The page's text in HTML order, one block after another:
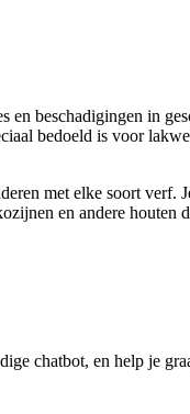
en beschadigingen in
bedoeld is voor
met elke soort
en andere
chatbot, en help je